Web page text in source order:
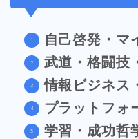
自己啓発・マ
武道・格闘技
情報ビジネス
プラットフォ
学習・成功哲